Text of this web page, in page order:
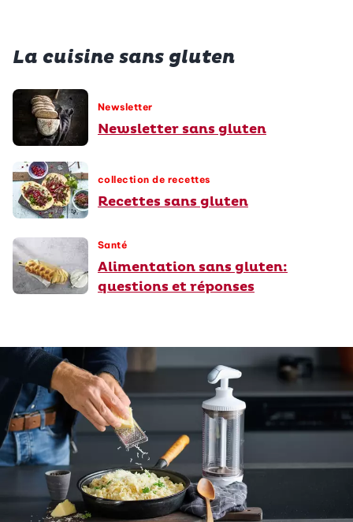
La cuisine sans gluten
Newsletter
Newsletter sans gluten
collection de recettes
Recettes sans gluten
Santé
Alimentation sans gluten:
questions et réponses